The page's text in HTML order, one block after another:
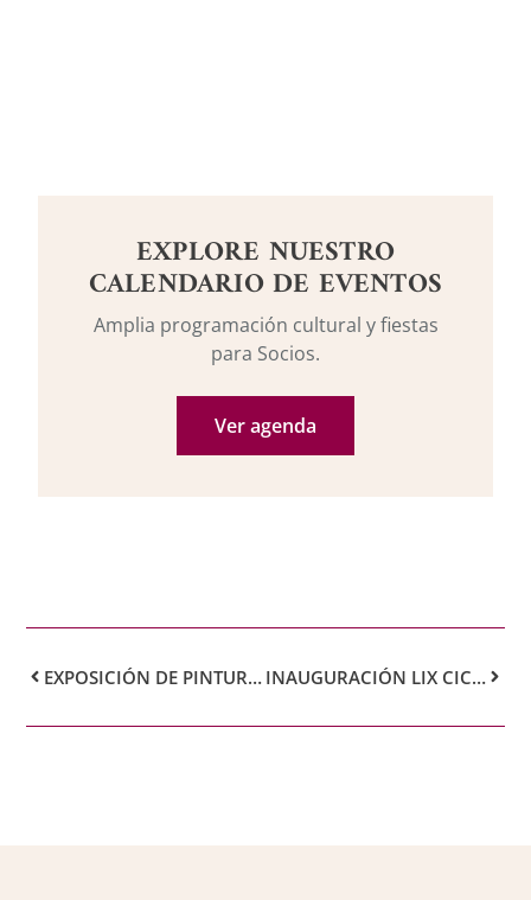
EXPLORE NUESTRO
CALENDARIO DE EVENTOS
Amplia programación cultural y fiestas
para Socios.
Ver agenda
EXPOSICIÓN DE PINTURA ARENA INAUGURACIÓN LIX CICLO DE CONFERENCIAS – LOPE AFONSO